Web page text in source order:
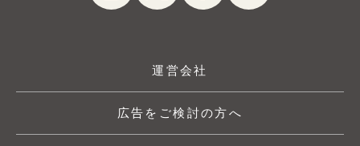
運営会社
広告をご検討の方へ